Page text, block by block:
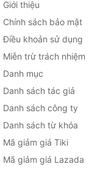
Giới thiệu
Chính sách bảo mật
Điều khoản sử dụng
Miễn trừ trách nhiệm
Danh mục
Danh sách tác giả
Danh sách công ty
Danh sách từ khóa
Mã giảm giá Tiki
Mã giảm giá Lazada